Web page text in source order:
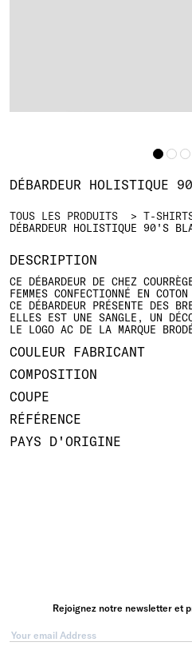
TOUS LES PRODUITS
T-
DÉBARDEUR HOLISTIQUE 90'S
DÉBARDEUR HOLISTIQUE
DESCRIPTION
CE DÉBARDEUR DE CHEZ
FEMMES CONFECTIONNÉ EN
CE DÉBARDEUR PRÉSENTE DES
ELLES EST UNE SANGLE, UN
LE LOGO AC DE LA MARQUE
COULEUR FABRICANT
COMPOSITION
COUPE
RÉFÉRENCE
PAYS D'ORIGINE
Rejoignez notre newsletter et